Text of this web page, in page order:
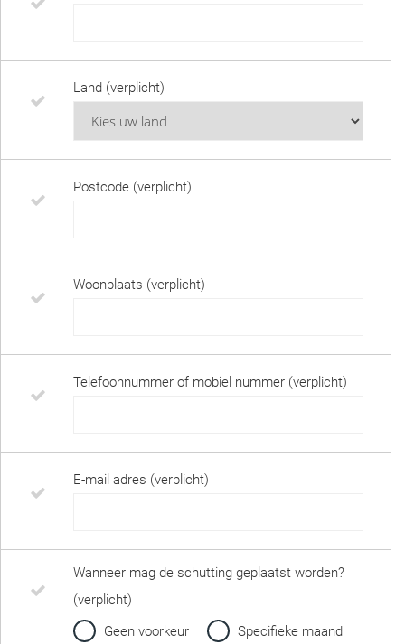
Land (verplicht)
Postcode (verplicht)
Woonplaats (verplicht)
Telefoonnummer of mobiel nummer (verplicht)
E-mail adres (verplicht)
Wanneer mag de schutting geplaatst worden?
(verplicht)
Geen voorkeur
Specifieke maand